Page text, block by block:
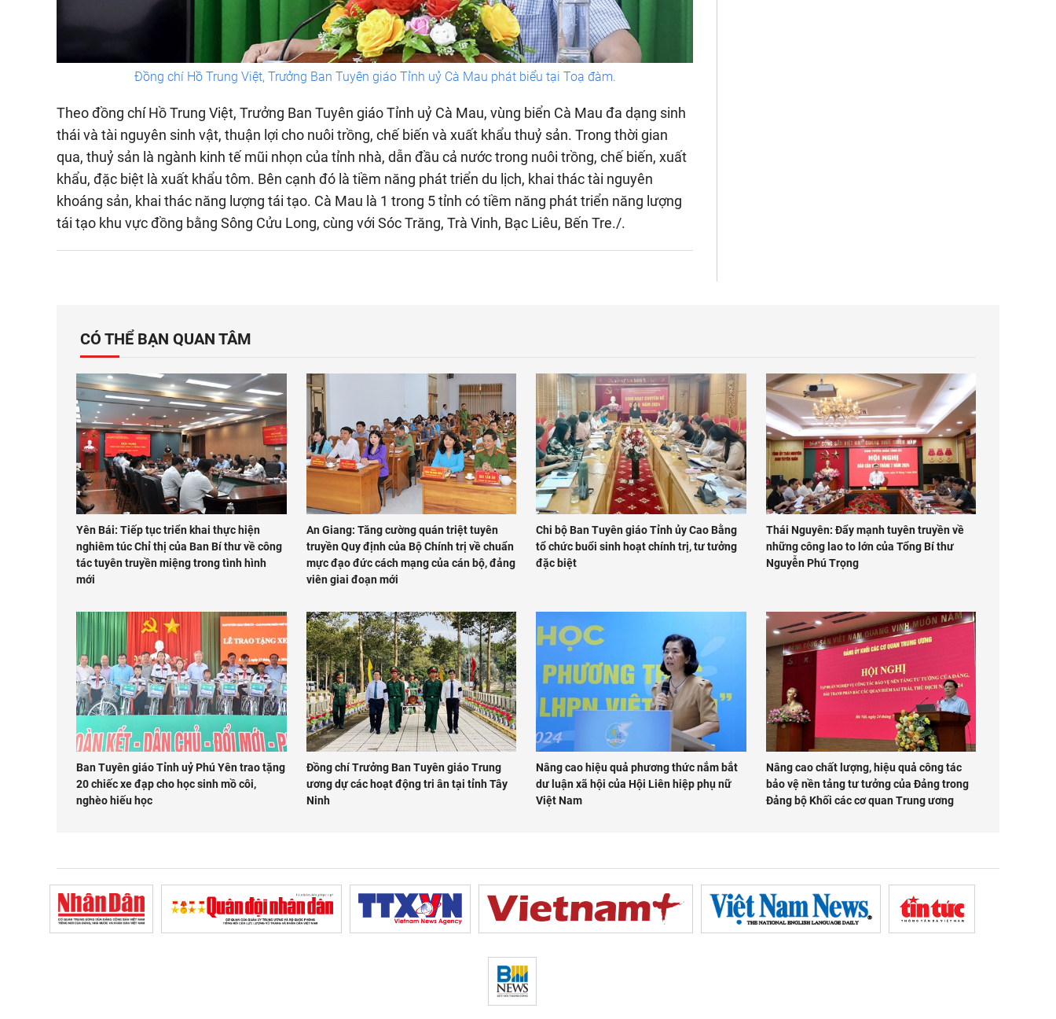
Đồng chí Hồ Trung Việt, Trưởng Ban Tuyên giáo Tỉnh uỷ Cà Mau phát biểu tại Toạ đàm.
Theo đồng chí Hồ Trung Việt, Trưởng Ban Tuyên giáo Tỉnh uỷ Cà Mau, vùng biển Cà Mau đa dạng sinh
thái và tài nguyên sinh vật, thuận lợi cho nuôi trồng, chế biến và xuất khẩu thuỷ sản. Trong thời gian
qua, thuỷ sản là ngành kinh tế mũi nhọn của tỉnh nhà, dẫn đầu cả nước trong nuôi trồng, chế biến, xuất
khẩu, đặc biệt là xuất khẩu tôm. Bên cạnh đó là tiềm năng phát triển du lịch, khai thác tài nguyên
khoáng sản, khai thác năng lượng tái tạo. Cà Mau là 1 trong 5 tỉnh có tiềm năng phát triển năng lượng
tái tạo khu vực đồng bằng Sông Cửu Long, cùng với Sóc Trăng, Trà Vinh, Bạc Liêu, Bến Tre./.
CÓ THỂ BẠN QUAN TÂM
Yên Bái: Tiếp tục triển khai thực hiện
nghiêm túc Chỉ thị của Ban Bí thư về công
tác tuyên truyền miệng trong tình hình
mới
An Giang: Tăng cường quán triệt tuyên
truyền Quy định của Bộ Chính trị về chuẩn
mực đạo đức cách mạng của cán bộ, đảng
viên giai đoạn mới
Chi bộ Ban Tuyên giáo Tỉnh ủy Cao Bằng
tổ chức buổi sinh hoạt chính trị, tư tưởng
đặc biệt
Thái Nguyên: Đẩy mạnh tuyên truyền về
những công lao to lớn của Tổng Bí thư
Nguyễn Phú Trọng
Ban Tuyên giáo Tỉnh uỷ Phú Yên trao tặng
20 chiếc xe đạp cho học sinh mồ côi,
nghèo hiếu học
Đồng chí Trưởng Ban Tuyên giáo Trung
ương dự các hoạt động tri ân tại tỉnh Tây
Ninh
Nâng cao hiệu quả phương thức nắm bắt
dư luận xã hội của Hội Liên hiệp phụ nữ
Việt Nam
Nâng cao chất lượng, hiệu quả công tác
bảo vệ nền tảng tư tưởng của Đảng trong
Đảng bộ Khối các cơ quan Trung ương